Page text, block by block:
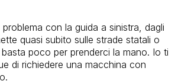
con la guida a sinistra, dagli
quasi subito sulle strade statali o
poco per prenderci la mano. Io ti
di richiedere una macchina con